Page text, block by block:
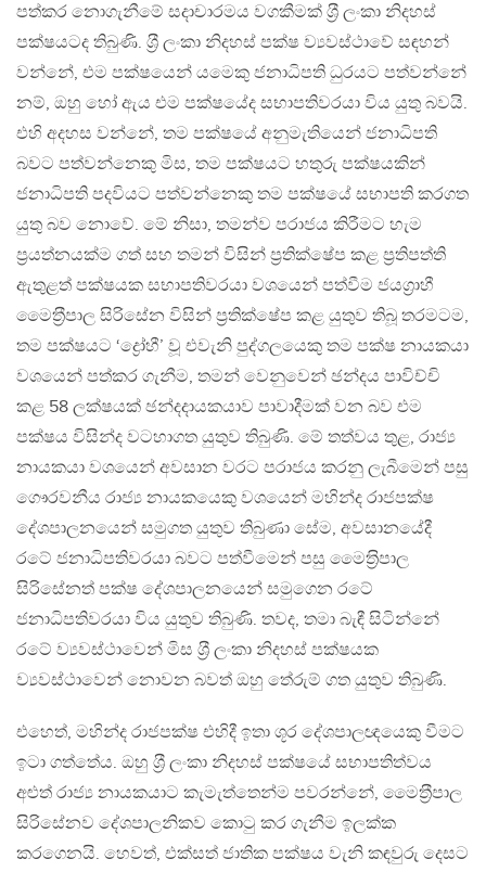
පත්කර නොගැනීමේ සදාචාරමය වගකීමක් ශ‍්‍රී ලංකා නිදහස්
පක්ෂයටද තිබුණි. ශ‍්‍රී ලංකා නිදහස් පක්ෂ ව්‍යවස්ථාවේ සඳහන්
වන්නේ, එම පක්ෂයෙන් යමෙකු ජනාධිපති ධුරයට පත්වන්නේ
නම්, ඔහු හෝ ඇය එම පක්ෂයේද සභාපතිවරයා විය යුතු බවයි.
එහි අදහස වන්නේ, තම පක්ෂයේ අනුමැතියෙන් ජනාධිපති
බවට පත්වන්නෙකු මිස, තම පක්ෂයට හතුරු පක්ෂයකින්
ජනාධිපති පදවියට පත්වන්නෙකු තම පක්ෂයේ සභාපති කරගත
යුතු බව නොවේ. මේ නිසා, තමන්ව පරාජය කිරීමට හැම
ප‍්‍රයත්නයක්ම ගත් සහ තමන් විසින් ප‍්‍රතික්ෂේප කළ ප‍්‍රතිපත්ති
ඇතුළත් පක්ෂයක සභාපතිවරයා වශයෙන් පත්වීම ජයග‍්‍රාහී
මෛත‍්‍රීපාල සිරිසේන විසින් ප‍්‍රතික්ෂේප කළ යුතුව තිබූ තරමටම,
තම පක්ෂයට ‘ද්‍රෝහී’ වූ එවැනි පුද්ගලයෙකු තම පක්ෂ නායකයා
වශයෙන් පත්කර ගැනීම, තමන් වෙනුවෙන් ඡන්දය පාවිච්චි
කළ 58 ලක්ෂයක් ඡන්දදායකයාව පාවාදීමක් වන බව එම
පක්ෂය විසින්ද වටහාගත යුතුව තිබුණි. මේ තත්වය තුළ, රාජ්‍ය
නායකයා වශයෙන් අවසාන වරට පරාජය කරනු ලැබීමෙන් පසු
ගෞරවනීය රාජ්‍ය නායකයෙකු වශයෙන් මහින්ද රාජපක්ෂ
දේශපාලනයෙන් සමුගත යුතුව තිබුණා සේම, අවසානයේදී
රටේ ජනාධිපතිවරයා බවට පත්වීමෙන් පසු මෛත‍්‍රිපාල
සිරිසේනත් පක්ෂ දේශපාලනයෙන් සමුගෙන රටේ
ජනාධිපතිවරයා විය යුතුව තිබුණි. තවද, තමා බැඳී සිටින්නේ
රටේ ව්‍යවස්ථාවෙන් මිස ශ‍්‍රී ලංකා නිදහස් පක්ෂයක
ව්‍යවස්ථාවෙන් නොවන බවත් ඔහු තේරුම් ගත යුතුව තිබුණි.
එහෙත්, මහින්ද රාජපක්ෂ එහිදී ඉතා ශූර දේශපාලඥයෙකු වීමට
ඉටා ගත්තේය. ඔහු ශ‍්‍රී ලංකා නිදහස් පක්ෂයේ සභාපතිත්වය
අළුත් රාජ්‍ය නායකයාට කැමැත්තෙන්ම පවරන්නේ, මෛත‍්‍රීපාල
සිරිසේනව දේශපාලනිකව කොටු කර ගැනීම ඉලක්ක
කරගෙනයි. හෙවත්, එක්සත් ජාතික පක්ෂය වැනි කඳවුරු දෙසට